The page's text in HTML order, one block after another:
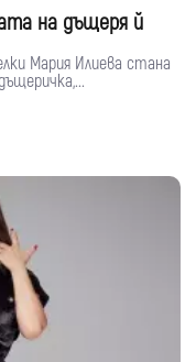
на дъщеря й
Мария Илиева стана